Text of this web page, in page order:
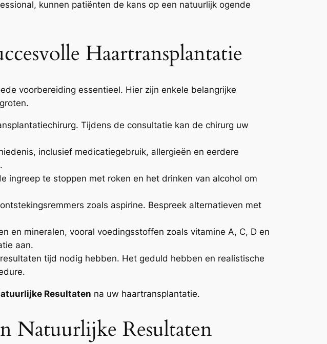
kunnen patiënten de kans op een natuurlijk ogende
Haartransplantatie
voorbereiding essentieel. Hier zijn enkele belangrijke
Tijdens de consultatie kan de chirurg uw
inclusief medicatiegebruik, allergieën en eerdere
ingreep te stoppen met roken en het drinken van alcohol om
zoals aspirine. Bespreek alternatieven met
en mineralen, vooral voedingsstoffen zoals vitamine A, C, D en
aan.
tijd nodig hebben. Het geduld hebben en realistische
Resultaten na uw haartransplantatie.
Natuurlijke Resultaten